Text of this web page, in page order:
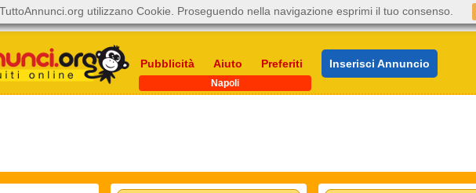
Pubblicità Aiuto Preferiti Inserisci Annuncio
Napoli
utilizzano Cookie. Proseguendo nella navigazione esprimi il tuo consenso.